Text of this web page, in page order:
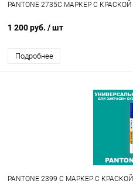
PANTONE 2735C МАРКЕР С КРАСКОЙ
1 200 руб. / шт
Подробнее
PANTONE 2399 C МАРКЕР С КРАСКОЙ